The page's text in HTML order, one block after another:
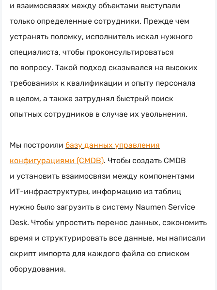
и взаимосвязях между объектами выступали
только определенные сотрудники. Прежде чем
устранять поломку, исполнитель искал нужного
специалиста, чтобы проконсультироваться
по вопросу. Такой подход сказывался на высоких
требованиях к квалификации и опыту персонала
в целом, а также затруднял быстрый поиск
опытных сотрудников в случае их увольнения.
Мы построили базу данных управления
конфигурациями (CMDB). Чтобы создать CMDB
и установить взаимосвязи между компонентами
ИТ-инфраструктуры, информацию из таблиц
нужно было загрузить в систему Naumen Service
Desk. Чтобы упростить перенос данных, сэкономить
время и структурировать все данные, мы написали
скрипт импорта для каждого файла со списком
оборудования.